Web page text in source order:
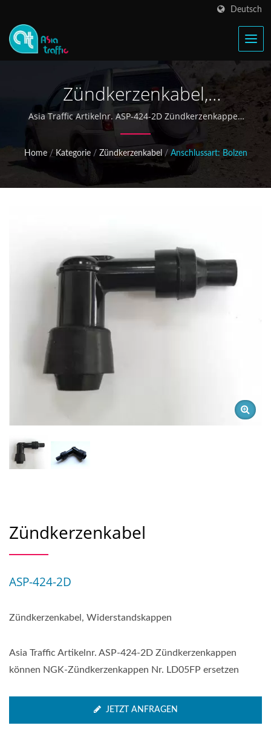
Deutsch
Zündkerzenkabel,
Widerstandskappen
Asia Traffic Artikelnr. ASP-424-2D Zündkerzenkappen
können NGK-Zündkerzenkappen Nr. LD05FP ersetzen
Home / Kategorie / Zündkerzenkabel / Anschlussart: Bolzen
Zündkerzenkabel
ASP-424-2D
Zündkerzenkabel, Widerstandskappen
Asia Traffic Artikelnr. ASP-424-2D Zündkerzenkappen
können NGK-Zündkerzenkappen Nr. LD05FP ersetzen
JETZT ANFRAGEN